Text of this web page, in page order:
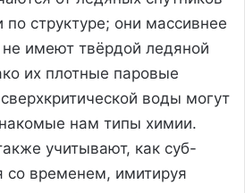
по структуре; они массивнее
не имеют твёрдой ледяной
их плотные паровые
воды могут
нам типы химии.
учитывают, как суб-
со временем, имитируя